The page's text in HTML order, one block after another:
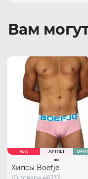
Вам
45% АУТЛЕТ
Хипсы Boefje